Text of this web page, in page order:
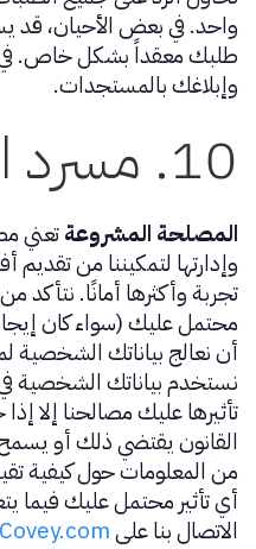
واحد. في بعض الأحيان، قد
طلبك معقداً بشكل خاص. في
وإبلاغك بالمستجدات.
10. مسرد المصطلحات
المصلحة المشروعةتعني
وإدارتها لتمكيننا من
تجربة وأكثرها أمانًا. نتأكد
محتمل عليك (سواء كان
أن نعالج بياناتك الشخصية
نستخدم بياناتك الشخصية في
تأثيرها عليك مصالحنا إلا
القانون يقتضي ذلك أو
من المعلومات حول كيفية
أي تأثير محتمل عليك فيما
الاتصال بنا على